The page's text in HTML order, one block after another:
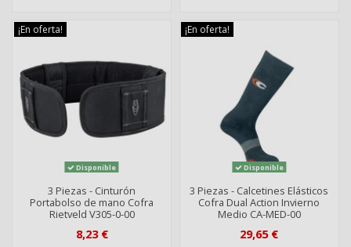
¡En oferta!
Disponible
3 Piezas - Cinturón
Portabolso de mano Cofra
Rietveld V305-0-00
8,23 €
¡En oferta!
Disponible
3 Piezas - Calcetines Elásticos
Cofra Dual Action Invierno
Medio CA-MED-00
29,65 €